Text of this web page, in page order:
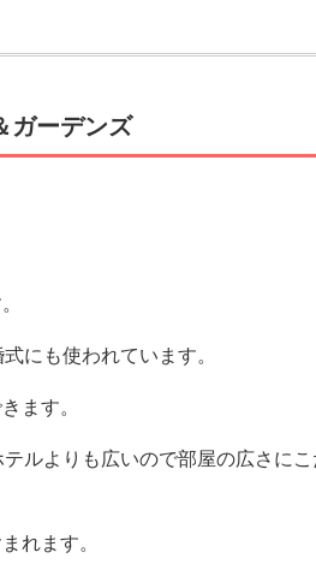
ガーデンズ
にも使われています。
ます。
ルよりも広いので部屋の広さに
れます。